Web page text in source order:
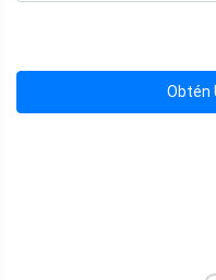
Obtén